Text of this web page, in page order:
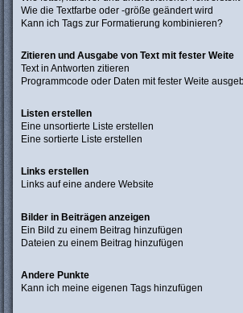
Wie die Textfarbe oder -größe geändert wird
Kann ich Tags zur Formatierung kombinieren?
Zitieren und Ausgabe von Text mit fester Weite
Text in Antworten zitieren
Programmcode oder Daten mit fester Weite
Listen erstellen
Eine unsortierte Liste erstellen
Eine sortierte Liste erstellen
Links erstellen
Links auf eine andere Website
Bilder in Beiträgen anzeigen
Ein Bild zu einem Beitrag hinzufügen
Dateien zu einem Beitrag hinzufügen
Andere Punkte
Kann ich meine eigenen Tags hinzufügen